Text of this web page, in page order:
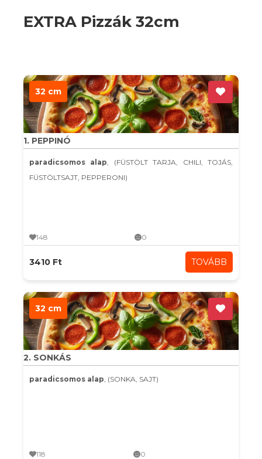
EXTRA Pizzák 32cm
32 cm
1. PEPPINÓ
paradicsomos alap, (FÜSTÖLT TARJA, CHILI, TOJÁS,
FÜSTÖLTSAJT, PEPPERONI)
148 0
3410 Ft TOVÁBB
32 cm
2. SONKÁS
paradicsomos alap, (SONKA, SAJT)
118 0